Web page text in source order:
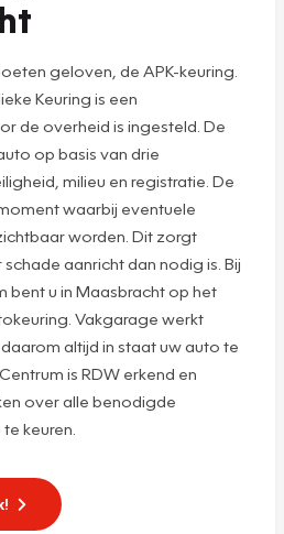
geloven, de APK-keuring.
Keuring is een
de overheid is ingesteld. De
op basis van drie
milieu en registratie. De
waarbij eventuele
worden. Dit zorgt
aanricht dan nodig is. Bij
bent u in Maasbracht op het
Vakgarage werkt
altijd in staat uw auto te
is RDW erkend en
over alle benodigde
keuren.